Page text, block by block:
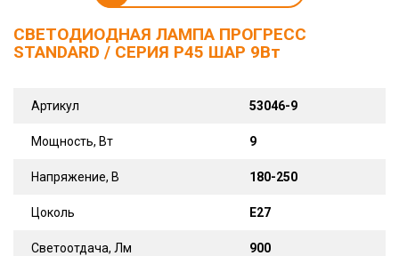
СВЕТОДИОДНАЯ ЛАМПА ПРОГРЕСС
STANDARD / СЕРИЯ Р45 ШАР 9Вт
Артикул 53046-9
Мощность, Вт 9
Напряжение, В 180-250
Цоколь Е27
Светоотдача, Лм 900